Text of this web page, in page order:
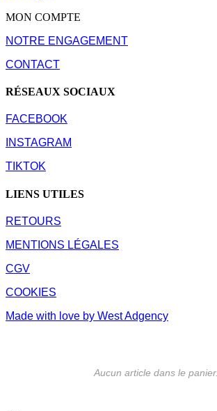
MON COMPTE
NOTRE ENGAGEMENT
CONTACT
RÉSEAUX SOCIAUX
FACEBOOK
INSTAGRAM
TIKTOK
LIENS UTILES
RETOURS
MENTIONS LÉGALES
CGV
COOKIES
Made with love by West Adgency
Aucun article dans le panier.